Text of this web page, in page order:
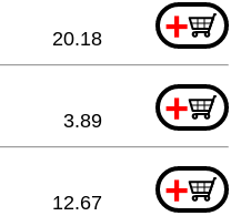
+
20.18
+
3.89
+
12.67